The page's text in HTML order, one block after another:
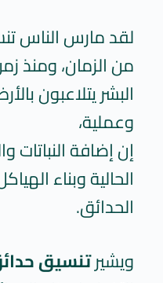
لقد مارس الناس
من الزمان، ومنذ
البشر يتلاعبون
وعملية،
إن إضافة النباتات
الحالية وبناء
الحدائق.
ويشيرتنسيق